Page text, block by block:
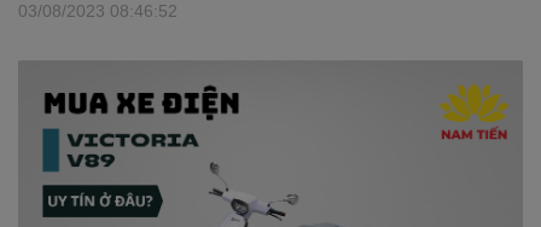
03/08/2023 08:46:52